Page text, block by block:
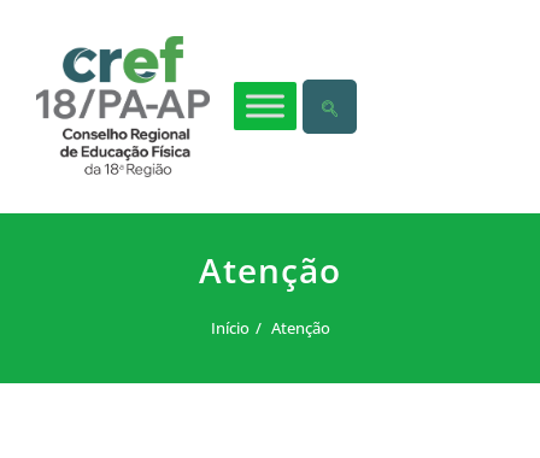
Atenção
Início Atenção